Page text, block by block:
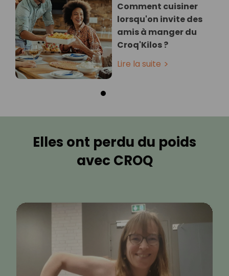
Comment cuisiner
lorsqu'on invite des
amis à manger du
Croq'Kilos ?
Lire la suite
Elles ont perdu du poids
avec CROQ